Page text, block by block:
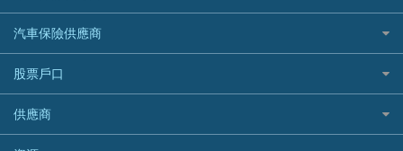
易批必批貸款
24小時貸款
最佳循環貸款
K Cash 貸款
Mox 銀行
National Resources 中潤物業按揭
OCBC 華僑銀行
PrimeCredit 安信信貸
銀聯信用卡
高獎賞信用卡推薦
酒店信用卡
恒生銀行
Standard Chartered渣打銀行
東亞銀行
SIM
酒店優惠碼
機票優惠碼
家傭保險
寵物保險
定期人壽保險
危疾保險
年金資訊
泰國旅遊保險及資訊
台灣旅遊保險及資訊
韓國旅遊保險及資訊
歐洲旅遊保險及資訊
越南旅遊保險及資訊
澳洲旅遊保險及資訊
AXA 安盛
AIG 美亞
Allianz 安聯
Allied World 世聯
Avo
汽車保險供應商
大新汽車保險
中銀汽車保險
Allianz安聯汽車保險
股票戶口
富途證券
IB盈透證券
供應商